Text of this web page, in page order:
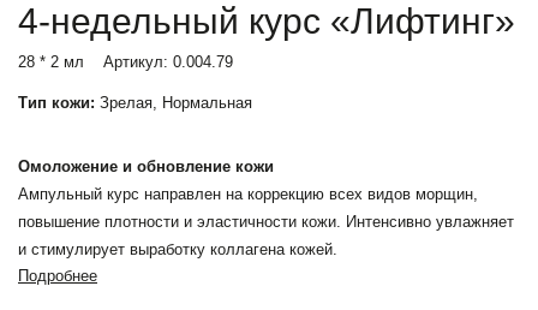
4-недельный курс «Лифтинг»
28 * 2 мл Артикул: 0.004.79
Тип кожи: Зрелая, Нормальная
Омоложение и обновление кожи
Ампульный курс направлен на коррекцию всех видов морщин,
повышение плотности и эластичности кожи. Интенсивно увлажняет
и стимулирует выработку коллагена кожей.
Подробнее